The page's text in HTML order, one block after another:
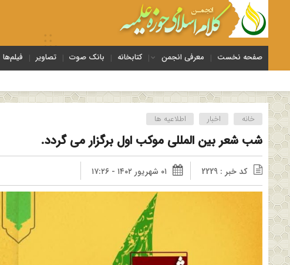
صفحه نخست معرفی انجمن کتابخانه بانک صوت تصاویر فیلم‌ها
خانه اخبار اطلاعیه ها
شب شعر بین المللی موکب اول برگزار می گردد.
کد خبر : 2229 ۰۱ شهریور ۱۴۰۲ - ۱۷:۲۶